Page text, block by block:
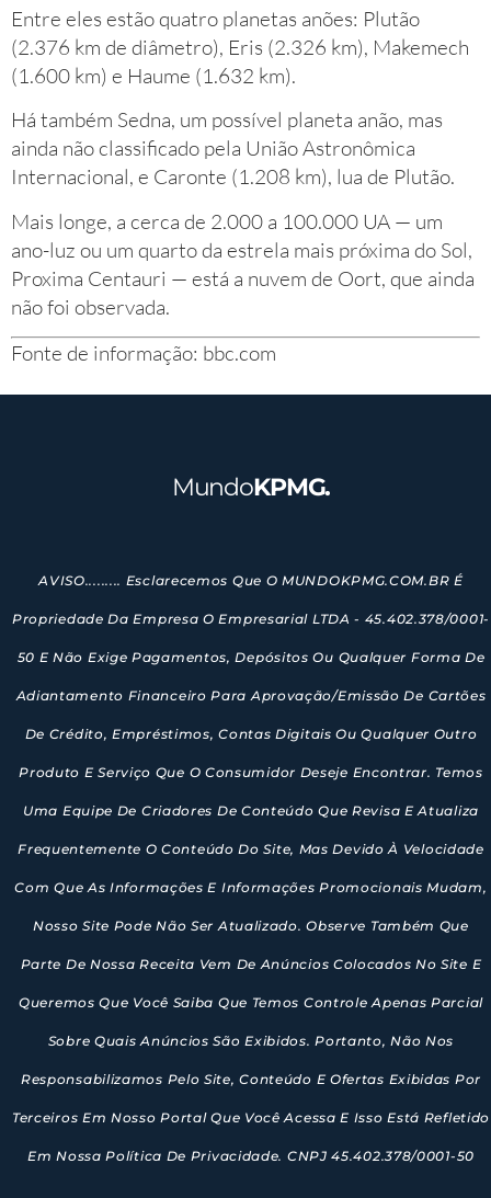
Entre eles estão quatro planetas anões: Plutão
(2.376 km de diâmetro), Eris (2.326 km), Makemech
(1.600 km) e Haume (1.632 km).
Há também Sedna, um possível planeta anão, mas
ainda não classificado pela União Astronômica
Internacional, e Caronte (1.208 km), lua de Plutão.
Mais longe, a cerca de 2.000 a 100.000 UA — um
ano-luz ou um quarto da estrela mais próxima do Sol,
Proxima Centauri — está a nuvem de Oort, que ainda
não foi observada.
Fonte de informação: bbc.com
MundoKPMG.
AVISO......... Esclarecemos Que O MUNDOKPMG.COM.BR É
Propriedade Da Empresa O Empresarial LTDA - 45.402.378/0001-
50 E Não Exige Pagamentos, Depósitos Ou Qualquer Forma De
Adiantamento Financeiro Para Aprovação/emissão De Cartões
De Crédito, Empréstimos, Contas Digitais Ou Qualquer Outro
Produto E Serviço Que O Consumidor Deseje Encontrar. Temos
Uma Equipe De Criadores De Conteúdo Que Revisa E Atualiza
Frequentemente O Conteúdo Do Site, Mas Devido À Velocidade
Com Que As Informações E Informações Promocionais Mudam,
Nosso Site Pode Não Ser Atualizado. Observe Também Que
Parte De Nossa Receita Vem De Anúncios Colocados No Site E
Queremos Que Você Saiba Que Temos Controle Apenas Parcial
Sobre Quais Anúncios São Exibidos. Portanto, Não Nos
Responsabilizamos Pelo Site, Conteúdo E Ofertas Exibidas Por
Terceiros Em Nosso Portal Que Você Acessa E Isso Está Refletido
Em Nossa Política De Privacidade. CNPJ 45.402.378/0001-50